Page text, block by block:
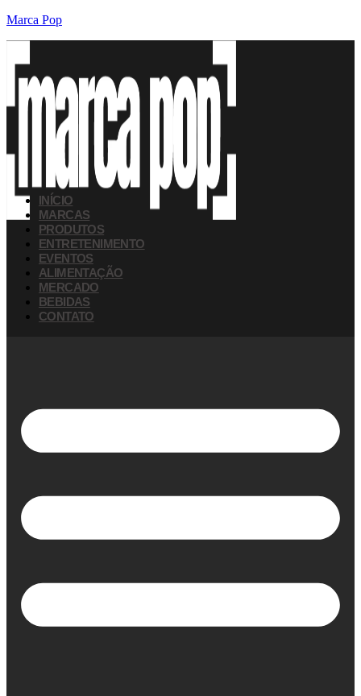
Marca Pop
INÍCIO
MARCAS
PRODUTOS
ENTRETENIMENTO
EVENTOS
ALIMENTAÇÃO
MERCADO
BEBIDAS
CONTATO